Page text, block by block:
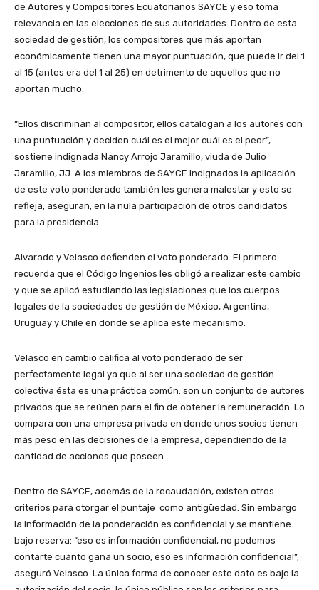
de Autores y Compositores Ecuatorianos SAYCE y eso toma
relevancia en las elecciones de sus autoridades. Dentro de esta
sociedad de gestión, los compositores que más aportan
económicamente tienen una mayor puntuación, que puede ir del 1
al 15 (antes era del 1 al 25) en detrimento de aquellos que no
aportan mucho.
“Ellos discriminan al compositor, ellos catalogan a los autores con
una puntuación y deciden cuál es el mejor cuál es el peor”,
sostiene indignada Nancy Arrojo Jaramillo, viuda de Julio
Jaramillo, JJ. A los miembros de SAYCE Indignados la aplicación
de este voto ponderado también les genera malestar y esto se
refleja, aseguran, en la nula participación de otros candidatos
para la presidencia.
Alvarado y Velasco defienden el voto ponderado. El primero
recuerda que el Código Ingenios les obligó a realizar este cambio
y que se aplicó estudiando las legislaciones que los cuerpos
legales de la sociedades de gestión de México, Argentina,
Uruguay y Chile en donde se aplica este mecanismo.
Velasco en cambio califica al voto ponderado de ser
perfectamente legal ya que al ser una sociedad de gestión
colectiva ésta es una práctica común: son un conjunto de autores
privados que se reúnen para el fin de obtener la remuneración. Lo
compara con una empresa privada en donde unos socios tienen
más peso en las decisiones de la empresa, dependiendo de la
cantidad de acciones que poseen.
Dentro de SAYCE, además de la recaudación, existen otros
criterios para otorgar el puntaje como antigüedad. Sin embargo
la información de la ponderación es confidencial y se mantiene
bajo reserva: “eso es información confidencial, no podemos
contarte cuánto gana un socio, eso es información confidencial”,
aseguró Velasco. La única forma de conocer este dato es bajo la